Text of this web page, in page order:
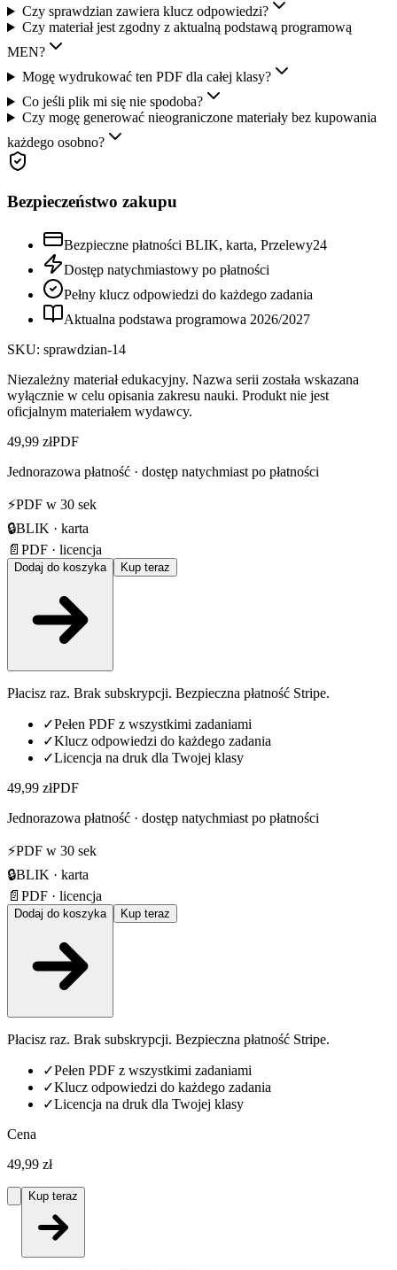
Czy sprawdzian zawiera klucz odpowiedzi?
Czy materiał jest zgodny z aktualną podstawą programową
MEN?
Mogę wydrukować ten PDF dla całej klasy?
Co jeśli plik mi się nie spodoba?
Czy mogę generować nieograniczone materiały bez kupowania
każdego osobno?
Bezpieczeństwo zakupu
Bezpieczne płatności BLIK, karta, Przelewy24
Dostęp natychmiastowy po płatności
Pełny klucz odpowiedzi do każdego zadania
Aktualna podstawa programowa 2026/2027
SKU: sprawdzian-14
Niezależny materiał edukacyjny. Nazwa serii została wskazana
wyłącznie w celu opisania zakresu nauki. Produkt nie jest
oficjalnym materiałem wydawcy.
49,99 złPDF
Jednorazowa płatność · dostęp natychmiast po płatności
⚡PDF w 30 sek
🔒BLIK · karta
📄 PDF · licencja
Dodaj do koszyka Kup teraz
Płacisz raz. Brak subskrypcji. Bezpieczna płatność Stripe.
✓Pełen PDF z wszystkimi zadaniami
✓Klucz odpowiedzi do każdego zadania
✓Licencja na druk dla Twojej klasy
49,99 złPDF
Jednorazowa płatność · dostęp natychmiast po płatności
⚡PDF w 30 sek
🔒BLIK · karta
📄 PDF · licencja
Dodaj do koszyka Kup teraz
Płacisz raz. Brak subskrypcji. Bezpieczna płatność Stripe.
✓Pełen PDF z wszystkimi zadaniami
✓Klucz odpowiedzi do każdego zadania
✓Licencja na druk dla Twojej klasy
Cena
49,99 zł
Kup teraz